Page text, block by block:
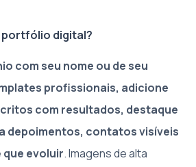
portfólio digital?
com seu nome ou de seu
profissionais, adicione
com resultados, destaque
depoimentos, contatos visíveis
que evoluir. Imagens de alta